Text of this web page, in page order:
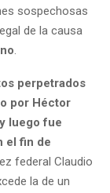
sospechosas
de la causa
.
perpetrados
por Héctor
luego fue
el fin de
federal Claudio
la de un